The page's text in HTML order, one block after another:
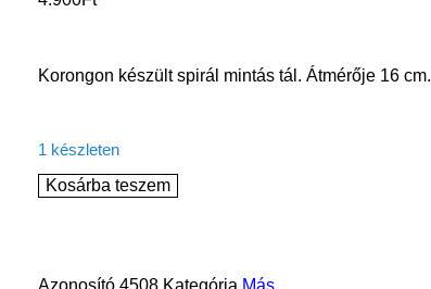
Korongon készült spirál mintás tál. Átmérője 16 cm.
1 készleten
Kosárba teszem